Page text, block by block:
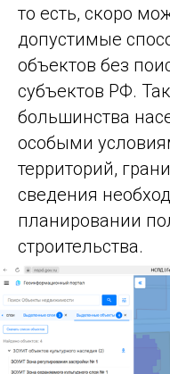
то есть, скоро
допустимые
объектов без
субъектов РФ.
большинства
особыми
территорий,
сведения
планировании
строительства.